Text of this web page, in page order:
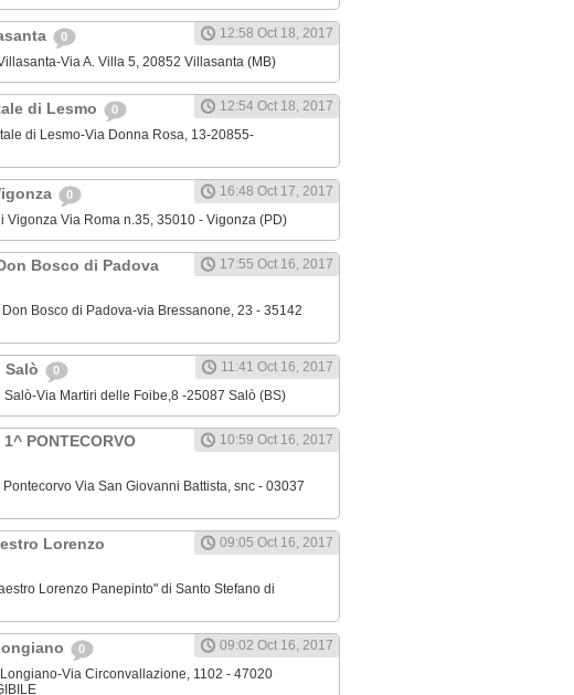
0
12:58 Oct 18, 2017
Via A. Villa 5, 20852 Villasanta (MB)
di Lesmo 0
12:54 Oct 18, 2017
di Lesmo-Via Donna Rosa, 13-20855-
0
16:48 Oct 17, 2017
Vigonza Via Roma n.35, 35010 - Vigonza (PD)
Bosco di Padova 17:55 Oct 16, 2017
Bosco di Padova-via Bressanone, 23 - 35142
Salò 0
11:41 Oct 16, 2017
Via Martiri delle Foibe,8 -25087 Salò (BS)
PONTECORVO 10:59 Oct 16, 2017
Via San Giovanni Battista, snc - 03037
Lorenzo
09:05 Oct 16, 2017
Lorenzo Panepinto" di Santo Stefano di
0
09:02 Oct 16, 2017
Via Circonvallazione, 1102 - 47020